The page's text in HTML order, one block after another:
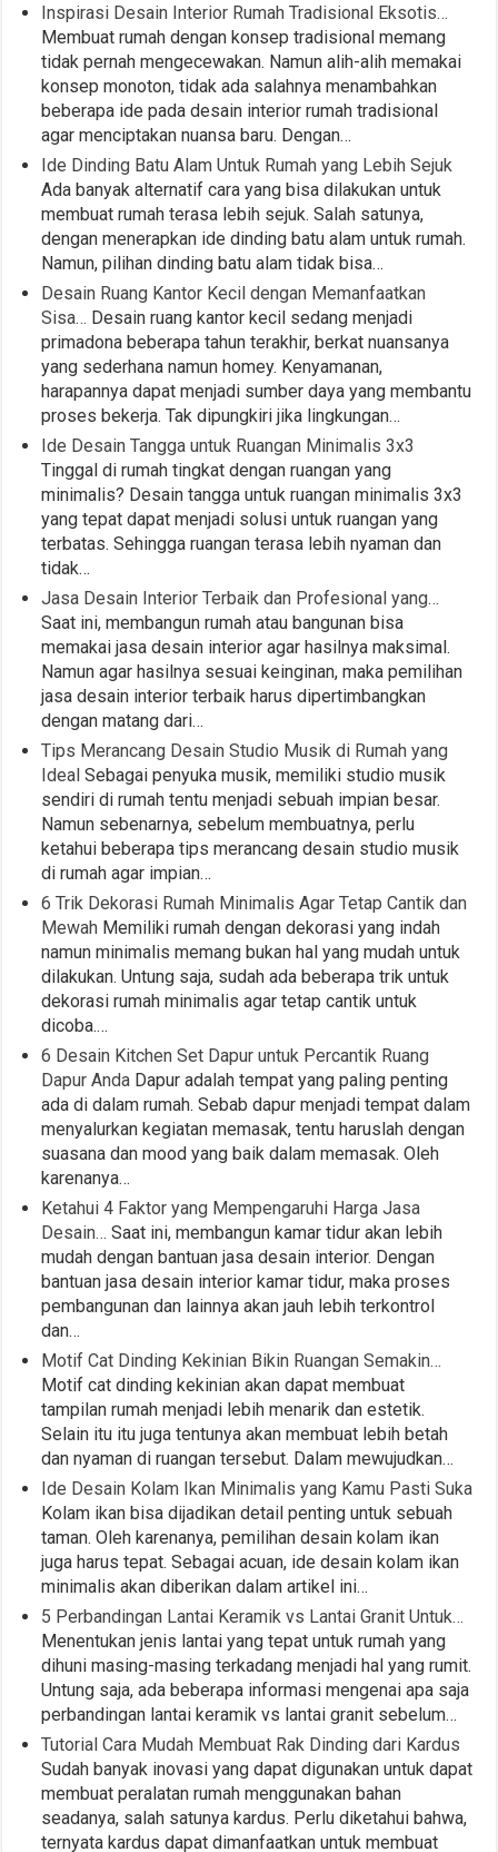
Inspirasi Desain Interior Rumah Tradisional Eksotis…
Membuat rumah dengan konsep tradisional memang
tidak pernah mengecewakan. Namun alih-alih memakai
konsep monoton, tidak ada salahnya menambahkan
beberapa ide pada desain interior rumah tradisional
agar menciptakan nuansa baru. Dengan…
Ide Dinding Batu Alam Untuk Rumah yang Lebih Sejuk
Ada banyak alternatif cara yang bisa dilakukan untuk
membuat rumah terasa lebih sejuk. Salah satunya,
dengan menerapkan ide dinding batu alam untuk rumah.
Namun, pilihan dinding batu alam tidak bisa…
Desain Ruang Kantor Kecil dengan Memanfaatkan
Sisa… Desain ruang kantor kecil sedang menjadi
primadona beberapa tahun terakhir, berkat nuansanya
yang sederhana namun homey. Kenyamanan,
harapannya dapat menjadi sumber daya yang membantu
proses bekerja. Tak dipungkiri jika lingkungan…
Ide Desain Tangga untuk Ruangan Minimalis 3x3
Tinggal di rumah tingkat dengan ruangan yang
minimalis? Desain tangga untuk ruangan minimalis 3x3
yang tepat dapat menjadi solusi untuk ruangan yang
terbatas. Sehingga ruangan terasa lebih nyaman dan
tidak…
Jasa Desain Interior Terbaik dan Profesional yang…
Saat ini, membangun rumah atau bangunan bisa
memakai jasa desain interior agar hasilnya maksimal.
Namun agar hasilnya sesuai keinginan, maka pemilihan
jasa desain interior terbaik harus dipertimbangkan
dengan matang dari…
Tips Merancang Desain Studio Musik di Rumah yang
Ideal Sebagai penyuka musik, memiliki studio musik
sendiri di rumah tentu menjadi sebuah impian besar.
Namun sebenarnya, sebelum membuatnya, perlu
ketahui beberapa tips merancang desain studio musik
di rumah agar impian…
6 Trik Dekorasi Rumah Minimalis Agar Tetap Cantik dan
Mewah Memiliki rumah dengan dekorasi yang indah
namun minimalis memang bukan hal yang mudah untuk
dilakukan. Untung saja, sudah ada beberapa trik untuk
dekorasi rumah minimalis agar tetap cantik untuk
dicoba.…
6 Desain Kitchen Set Dapur untuk Percantik Ruang
Dapur Anda Dapur adalah tempat yang paling penting
ada di dalam rumah. Sebab dapur menjadi tempat dalam
menyalurkan kegiatan memasak, tentu haruslah dengan
suasana dan mood yang baik dalam memasak. Oleh
karenanya…
Ketahui 4 Faktor yang Mempengaruhi Harga Jasa
Desain… Saat ini, membangun kamar tidur akan lebih
mudah dengan bantuan jasa desain interior. Dengan
bantuan jasa desain interior kamar tidur, maka proses
pembangunan dan lainnya akan jauh lebih terkontrol
dan…
Motif Cat Dinding Kekinian Bikin Ruangan Semakin…
Motif cat dinding kekinian akan dapat membuat
tampilan rumah menjadi lebih menarik dan estetik.
Selain itu itu juga tentunya akan membuat lebih betah
dan nyaman di ruangan tersebut. Dalam mewujudkan…
Ide Desain Kolam Ikan Minimalis yang Kamu Pasti Suka
Kolam ikan bisa dijadikan detail penting untuk sebuah
taman. Oleh karenanya, pemilihan desain kolam ikan
juga harus tepat. Sebagai acuan, ide desain kolam ikan
minimalis akan diberikan dalam artikel ini…
5 Perbandingan Lantai Keramik vs Lantai Granit Untuk…
Menentukan jenis lantai yang tepat untuk rumah yang
dihuni masing-masing terkadang menjadi hal yang rumit.
Untung saja, ada beberapa informasi mengenai apa saja
perbandingan lantai keramik vs lantai granit sebelum…
Tutorial Cara Mudah Membuat Rak Dinding dari Kardus
Sudah banyak inovasi yang dapat digunakan untuk dapat
membuat peralatan rumah menggunakan bahan
seadanya, salah satunya kardus. Perlu diketahui bahwa,
ternyata kardus dapat dimanfaatkan untuk membuat